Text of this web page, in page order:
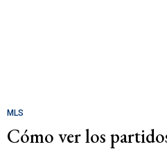
MLS
Cómo ver los